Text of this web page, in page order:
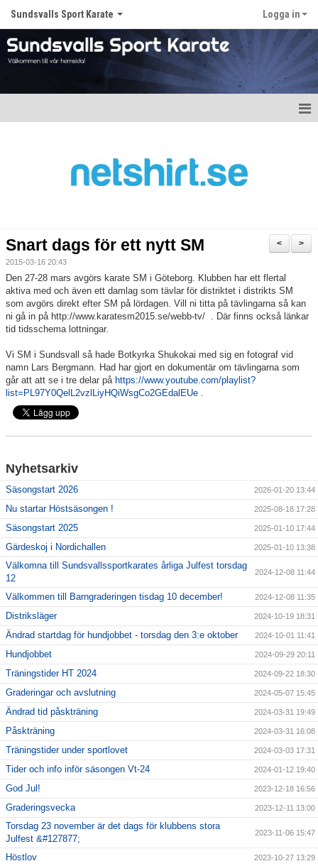
Sundsvalls Sport Karate Logga in
Bildgalleri
Dokument
Anmälan
Veckoschema
>
<
Snart dags för ett nytt SM
2015-03-16 20:43
Den 27-28 mars avgörs karate SM i Göteborg. Klubben har ett flertal
aktiva med och även ett damlag som tävlar för distriktet i distrikts SM
som avgörs direkt efter SM på lördagen. Vill ni titta på tävlingarna så kan
ni gå in på http://www.karatesm2015.se/webb-tv/ . Där finns också länkar
tid tidsschema lottningar.
Vi SM i Sundsvall så hade Botkyrka Shukokai med sig en fotograf vid
namn Lars Bergmann. Had har gjort en dokumentär om tävlingarna som
går att att se i tre delar på https://www.youtube.com/playlist?
list=PL97Y0QelL2vzlLiyHQiWsgCo2GEdalEUe .
Nyhetsarkiv
Säsongstart 2026 2026-01-20 13:44
Nu startar Höstsäsongen ! 2025-08-18 17:28
Säsongstart 2025 2025-01-10 17:44
Gärdeskoj i Nordichallen 2025-01-10 13:38
Välkomna till Sundsvallssportkarates årliga Julfest torsdag
12
2024-12-08 11:44
Välkommen till Barngraderingen tisdag 10 december! 2024-12-08 11:35
Distriksläger 2024-10-19 18:31
Ändrad startdag för hundjobbet - torsdag den 3:e oktober 2024-10-01 11:41
Hundjobbet 2024-09-29 20:11
Träningstider HT 2024 2024-09-22 18:30
Graderingar och avslutning 2024-05-07 15:45
Ändrad tid påskträning 2024-03-31 19:49
Påskträning 2024-03-31 16:08
Träningstider under sportlovet 2024-03-03 17:31
Tider och info inför säsongen Vt-24 2024-01-12 19:40
God Jul! 2023-12-18 16:56
Graderingsvecka 2023-12-11 13:00
Torsdag 23 november är det dags för klubbens stora
Julfest &#127877;
2023-11-06 15:47
Höstlov 2023-10-27 13:29